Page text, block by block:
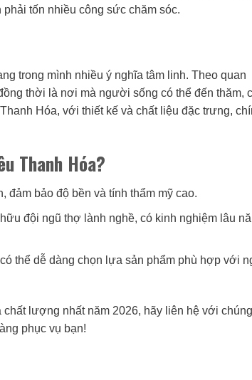
tốn nhiều công sức chăm sóc.
trong mình nhiều ý nghĩa tâm linh. Theo quan
thời là nơi mà người sống có thể đến thăm,
Hóa, với thiết kế và chất liệu đặc trưng,
Thanh Hóa?
bảo độ bền và tính thẩm mỹ cao.
đội ngũ thợ lành nghề, có kinh nghiệm lâu
thể dễ dàng chọn lựa sản phẩm phù hợp với
lượng nhất năm 2026, hãy liên hệ với
phục vụ bạn!